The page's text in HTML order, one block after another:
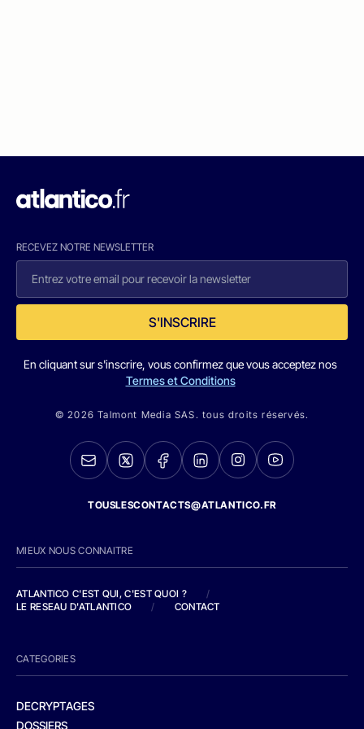
RECEVEZ NOTRE NEWSLETTER
S'INSCRIRE
En cliquant sur s'inscrire, vous confirmez que vous acceptez nos
Termes et Conditions
© 2026 Talmont Media SAS. tous droits réservés.
TOUSLESCONTACTS@ATLANTICO.FR
MIEUX NOUS CONNAITRE
ATLANTICO C'EST QUI, C'EST QUOI ?
/
LE RESEAU D'ATLANTICO
/ CONTACT
CATEGORIES
DECRYPTAGES
DOSSIERS